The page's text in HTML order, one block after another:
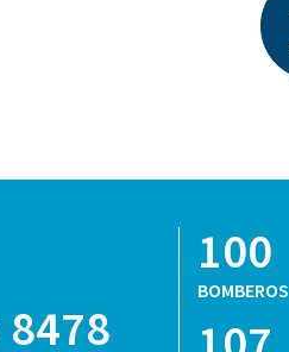
8478
100
BOMBEROS